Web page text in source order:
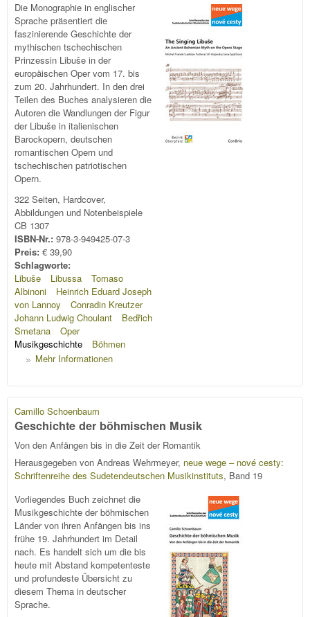
Die Monographie in englischer
Sprache präsentiert die
faszinierende Geschichte der
mythischen tschechischen
Prinzessin Libuše in der
europäischen Oper vom 17. bis
zum 20. Jahrhundert. In den drei
Teilen des Buches analysieren die
Autoren die Wandlungen der Figur
der Libuše in italienischen
Barockopern, deutschen
romantischen Opern und
tschechischen patriotischen
Opern.
322 Seiten, Hardcover,
Abbildungen und Notenbeispiele
CB 1307
ISBN-Nr.: 978-3-949425-07-3
Preis: € 39,90
Schlagworte:
Libuše
Libussa
Tomaso
Albinoni
Heinrich Eduard Joseph
von Lannoy
Conradin Kreutzer
Johann Ludwig Choulant
Bedřich
Smetana
Oper
Musikgeschichte
Böhmen
Mehr Informationen
Camillo Schoenbaum
Geschichte der böhmischen Musik
Von den Anfängen bis in die Zeit der Romantik
Herausgegeben von Andreas Wehrmeyer, neue wege – nové cesty:
Schriftenreihe des Sudetendeutschen Musikinstituts, Band 19
Vorliegendes Buch zeichnet die
Musikgeschichte der böhmischen
Länder von ihren Anfängen bis ins
frühe 19. Jahrhundert im Detail
nach. Es handelt sich um die bis
heute mit Abstand kompetenteste
und profundeste Übersicht zu
diesem Thema in deutscher
Sprache.